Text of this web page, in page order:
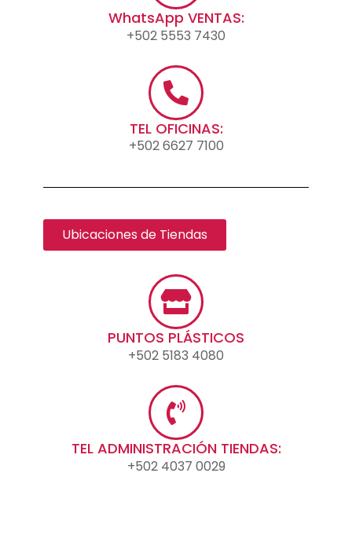
WhatsApp VENTAS:
+502 5553 7430
TEL OFICINAS:
+502 6627 7100
Ubicaciones de Tiendas
PUNTOS PLÁSTICOS
+502 5183 4080
TEL ADMINISTRACIÓN TIENDAS:
+502 4037 0029